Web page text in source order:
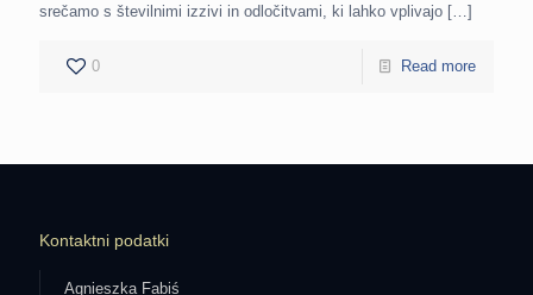
srečamo s številnimi izzivi in odločitvami, ki lahko vplivajo […]
0 Read more
Kontaktni podatki
Agnieszka Fabiś